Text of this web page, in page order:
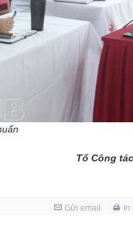
Tổ Công
Gửi email